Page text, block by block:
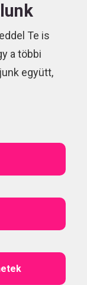
Te is
a többi
együtt,